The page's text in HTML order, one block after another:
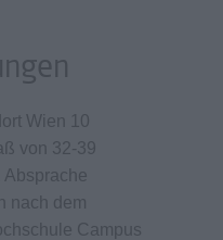
Wien 10
von 32-39
Absprache
nach dem
Campus